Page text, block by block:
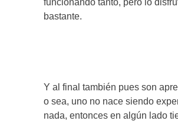
funcionando tanto, pero lo
bastante.
Y al final también pues son
o sea, uno no nace siendo
nada, entonces en algún lado